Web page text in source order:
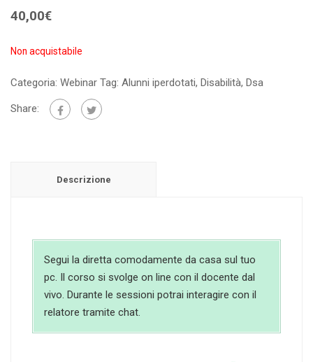
40,00€
Non acquistabile
Categoria: Webinar Tag: Alunni iperdotati, Disabilità, Dsa
Share:
Descrizione
Segui la diretta comodamente da casa sul tuo
pc. Il corso si svolge on line con il docente dal
vivo. Durante le sessioni potrai interagire con il
relatore tramite chat.